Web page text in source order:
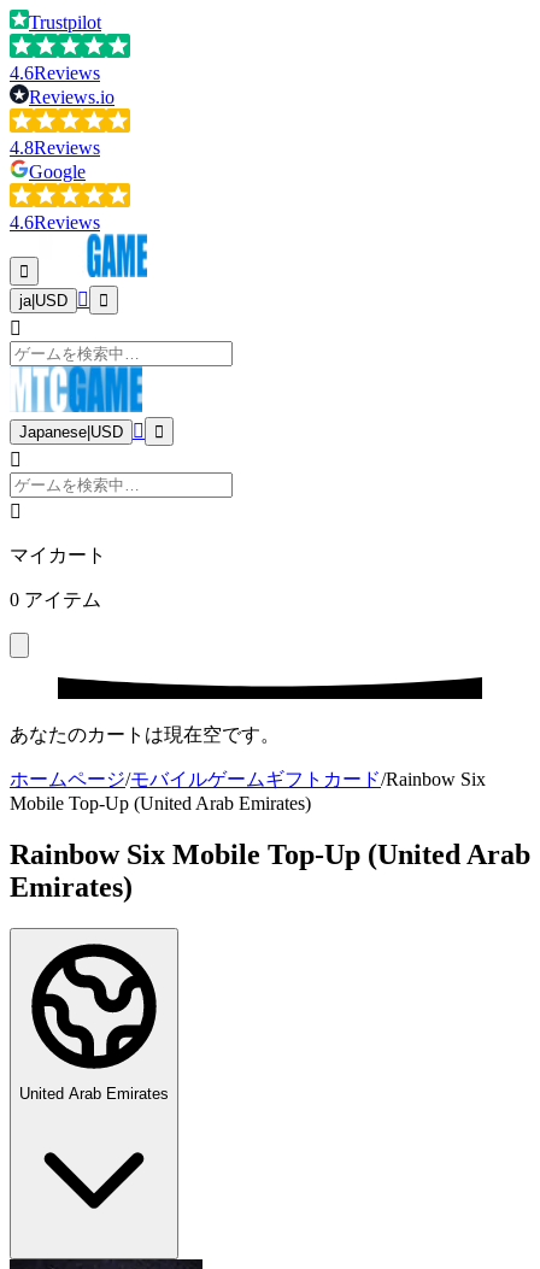
Trustpilot
4.6Reviews
Reviews.io
4.8Reviews
Google
4.6Reviews
ja| USD
Japanese USD
マイカート
0 アイテム
あなたのカートは現在空です。
ホームページ/モバイルゲームギフトカード/Rainbow Six
Mobile Top-Up (United Arab Emirates)
Rainbow Six Mobile Top-Up (United Arab
Emirates)
United Arab Emirates